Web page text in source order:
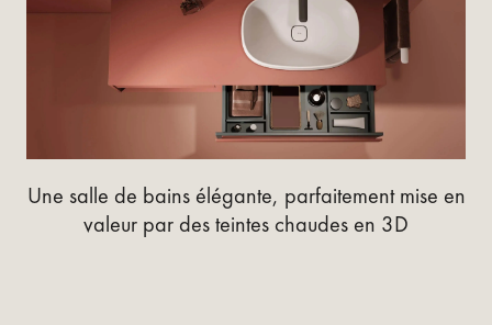
Une salle de bains élégante, parfaitement mise en
valeur par des teintes chaudes en 3D